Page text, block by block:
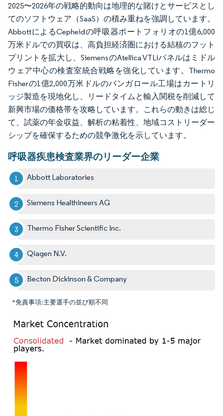
2025〜2026年の戦略的動向は地理的な賭けとサービスとし
てのソフトウェア（SaaS）の積み重ねを強調しています。
AbbottによるCepheidの呼吸器ポートフォリオの1億6,000
万米ドルでの買収は、高負担経済圏における結核のフット
プリントを拡大し、SiemensのAtellica VTLiパネルはミドル
ウェア中心の検査室統合戦略を強化しています。Thermo
Fisherの1億2,000万米ドルのバンガロール工場はカートリ
ッジ製造を現地化し、リードタイムと輸入関税を削減して
新興市場の価格帯を攻略しています。これらの動きは総じ
て、試薬の年金収益、解析の粘着性、地域コストリーダー
シップを確保するための競争激化を示しています。
呼吸器疾患検査業界のリーダー企業
Abbott Laboratories
Siemens Healthineers AG
Thermo Fisher Scientific Inc.
Qiagen N.V.
Becton Dickinson & Company
*免責事項:主要選手の並び順不同